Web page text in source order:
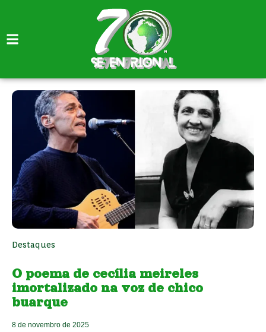
Destaques
O poema de cecília meireles
imortalizado na voz de chico
buarque
8 de novembro de 2025